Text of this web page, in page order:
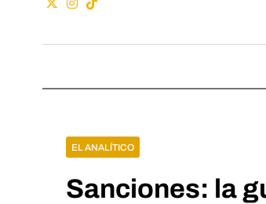
EL ANALÍTICO
Sanciones: la